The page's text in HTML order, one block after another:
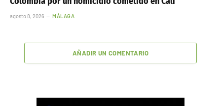
agosto 8, 2026 MÁLAGA
AÑADIR UN COMENTARIO